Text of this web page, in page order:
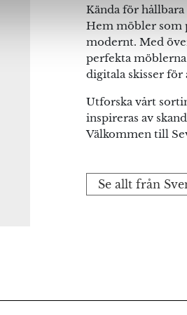
Kända för
Hem möbler som
modernt. Med
perfekta
digitala skisser
Utforska vårt
inspireras av
Välkommen till
Se allt från